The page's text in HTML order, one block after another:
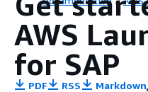
AWS
for SAP
PDF RSS Markdown